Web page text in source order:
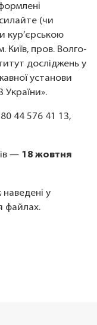
(чи
кур’єрською
Київ, пров. Волго-
досліджень у
установи
44 576 41 13,
— 18 жовтня
у
файлах.